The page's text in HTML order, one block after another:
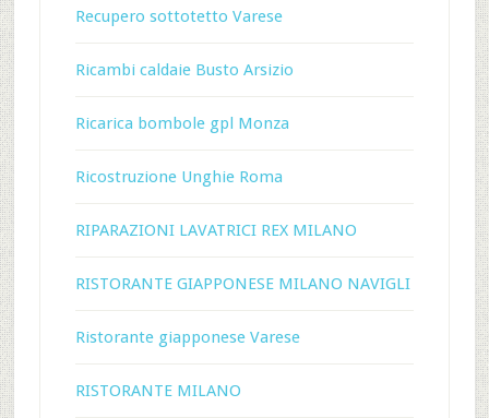
Recupero sottotetto Varese
Ricambi caldaie Busto Arsizio
Ricarica bombole gpl Monza
Ricostruzione Unghie Roma
RIPARAZIONI LAVATRICI REX MILANO
RISTORANTE GIAPPONESE MILANO NAVIGLI
Ristorante giapponese Varese
RISTORANTE MILANO